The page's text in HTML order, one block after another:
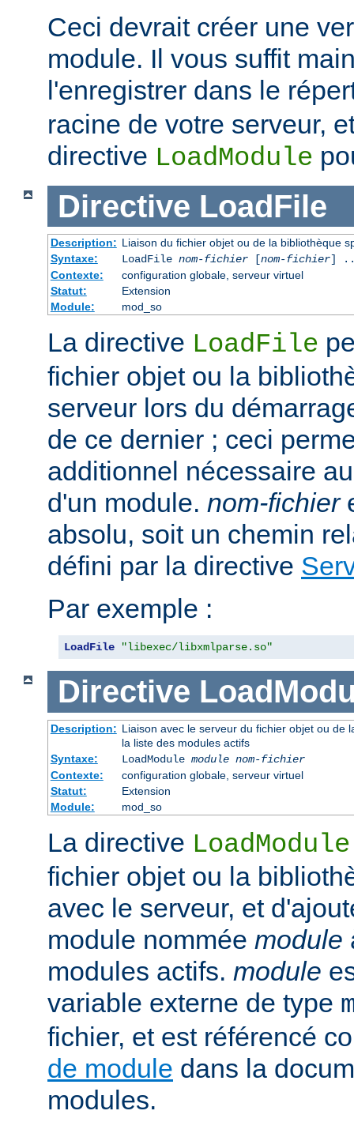
Ceci devrait créer une
module. Il vous suffit
l'enregistrer dans le
racine de votre serveur,
directive LoadModule
Directive LoadFile
Description: Liaison du fichier objet ou de la bibliothèque
Syntaxe:
LoadFile nom-fichier[nom-fichier]
Contexte:
configuration globale, serveur virtuel
Statut:
Extension
Module:
mod_so
La directive LoadFile
fichier objet ou la
serveur lors du
de ce dernier ; ceci
additionnel nécessaire
d'un module. nom-fichier
absolu, soit un chemin
défini par la directive
Par exemple :
LoadFile "libexec/libxmlparse.so"
Directive
Description: Liaison avec le serveur du fichier objet ou de
la liste des modules actifs
Syntaxe:
LoadModule module nom-fichier
Contexte:
configuration globale, serveur virtuel
Statut:
Extension
Module:
mod_so
La directive LoadModule
fichier objet ou la
avec le serveur, et
module nommée module
modules actifs. module
variable externe de type
fichier, et est référencé
de module dans la
modules.